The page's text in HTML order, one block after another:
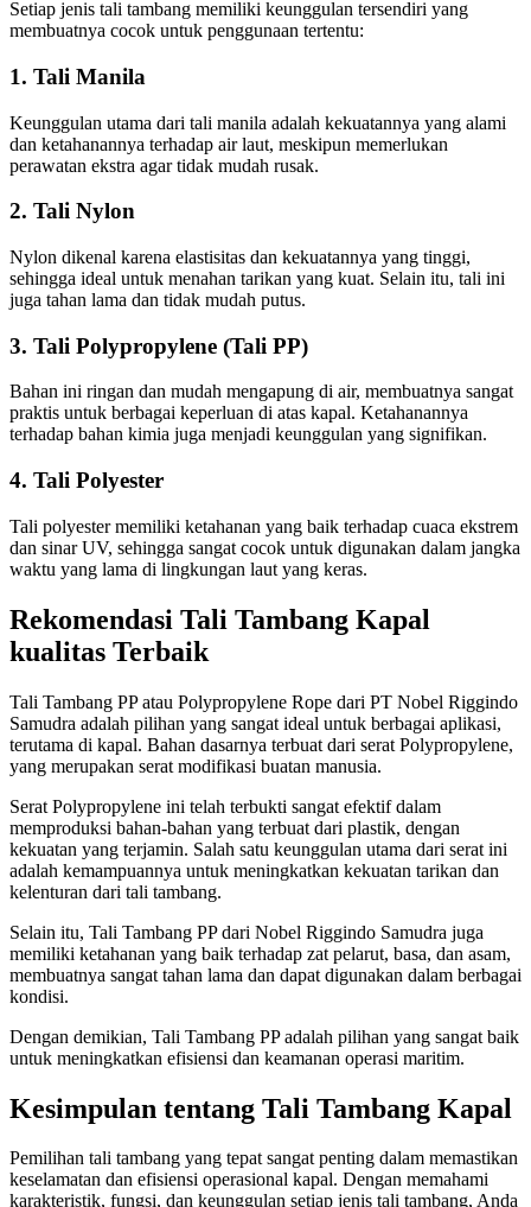
Setiap jenis tali tambang memiliki keunggulan tersendiri yang
membuatnya cocok untuk penggunaan tertentu:
1. Tali Manila
Keunggulan utama dari tali manila adalah kekuatannya yang alami
dan ketahanannya terhadap air laut, meskipun memerlukan
perawatan ekstra agar tidak mudah rusak.
2. Tali Nylon
Nylon dikenal karena elastisitas dan kekuatannya yang tinggi,
sehingga ideal untuk menahan tarikan yang kuat. Selain itu, tali ini
juga tahan lama dan tidak mudah putus.
3. Tali Polypropylene (Tali PP)
Bahan ini ringan dan mudah mengapung di air, membuatnya sangat
praktis untuk berbagai keperluan di atas kapal. Ketahanannya
terhadap bahan kimia juga menjadi keunggulan yang signifikan.
4. Tali Polyester
Tali polyester memiliki ketahanan yang baik terhadap cuaca ekstrem
dan sinar UV, sehingga sangat cocok untuk digunakan dalam jangka
waktu yang lama di lingkungan laut yang keras.
Rekomendasi Tali Tambang Kapal
kualitas Terbaik
Tali Tambang PP atau Polypropylene Rope dari PT Nobel Riggindo
Samudra adalah pilihan yang sangat ideal untuk berbagai aplikasi,
terutama di kapal. Bahan dasarnya terbuat dari serat Polypropylene,
yang merupakan serat modifikasi buatan manusia.
Serat Polypropylene ini telah terbukti sangat efektif dalam
memproduksi bahan-bahan yang terbuat dari plastik, dengan
kekuatan yang terjamin. Salah satu keunggulan utama dari serat ini
adalah kemampuannya untuk meningkatkan kekuatan tarikan dan
kelenturan dari tali tambang.
Selain itu, Tali Tambang PP dari Nobel Riggindo Samudra juga
memiliki ketahanan yang baik terhadap zat pelarut, basa, dan asam,
membuatnya sangat tahan lama dan dapat digunakan dalam berbagai
kondisi.
Dengan demikian, Tali Tambang PP adalah pilihan yang sangat baik
untuk meningkatkan efisiensi dan keamanan operasi maritim.
Kesimpulan tentang Tali Tambang Kapal
Pemilihan tali tambang yang tepat sangat penting dalam memastikan
keselamatan dan efisiensi operasional kapal. Dengan memahami
karakteristik, fungsi, dan keunggulan setiap jenis tali tambang, Anda